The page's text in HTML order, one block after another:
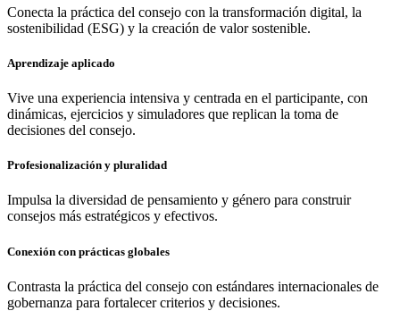
Conecta la práctica del consejo con la transformación digital, la
sostenibilidad (ESG) y la creación de valor sostenible.
Aprendizaje aplicado
Vive una experiencia intensiva y centrada en el participante, con
dinámicas, ejercicios y simuladores que replican la toma de
decisiones del consejo.
Profesionalización y pluralidad
Impulsa la diversidad de pensamiento y género para construir
consejos más estratégicos y efectivos.
Conexión con prácticas globales
Contrasta la práctica del consejo con estándares internacionales de
gobernanza para fortalecer criterios y decisiones.